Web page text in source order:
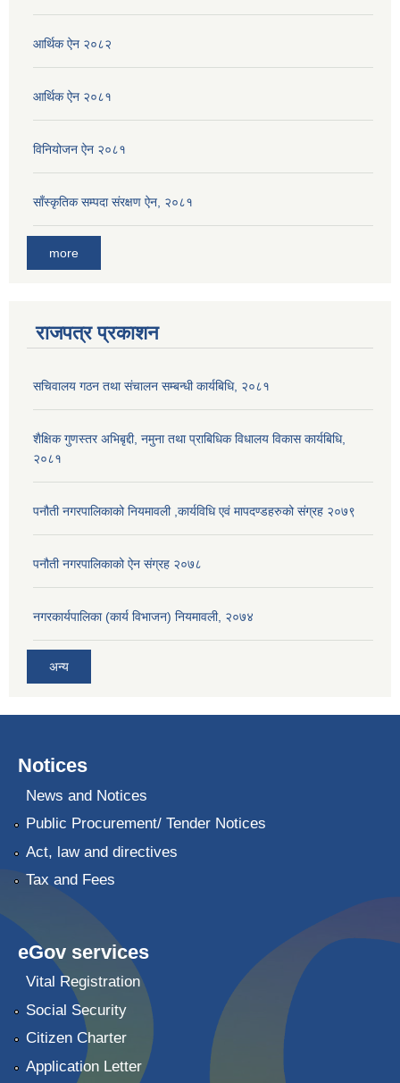
आर्थिक ऐन २०८२
आर्थिक ऐन २०८१
विनियोजन ऐन २०८१
साँस्कृतिक सम्पदा संरक्षण ऐन, २०८१
more
राजपत्र प्रकाशन
सचिवालय गठन तथा संचालन सम्बन्धी कार्यबिधि, २०८१
शैक्षिक गुणस्तर अभिबृद्दी, नमुना तथा प्राबिधिक विधालय विकास कार्यबिधि,
२०८१
पनौती नगरपालिकाको नियमावली ,कार्यविधि एवं मापदण्डहरुको संग्रह २०७९
पनौती नगरपालिकाको ऐन संग्रह २०७८
नगरकार्यपालिका (कार्य विभाजन) नियमावली, २०७४
अन्य
Notices
News and Notices
Public Procurement/ Tender Notices
Act, law and directives
Tax and Fees
eGov services
Vital Registration
Social Security
Citizen Charter
Application Letter